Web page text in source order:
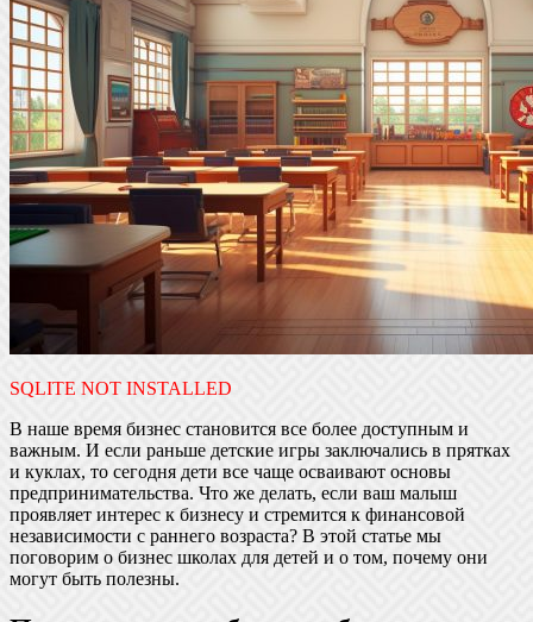
SQLITE NOT INSTALLED
В наше время бизнес становится все более доступным и
важным. И если раньше детские игры заключались в прятках
и куклах, то сегодня дети все чаще осваивают основы
предпринимательства. Что же делать, если ваш малыш
проявляет интерес к бизнесу и стремится к финансовой
независимости с раннего возраста? В этой статье мы
поговорим о бизнес школах для детей и о том, почему они
могут быть полезны.